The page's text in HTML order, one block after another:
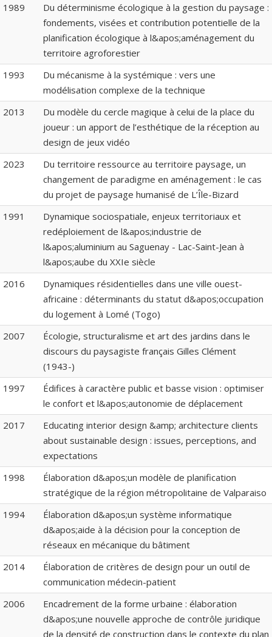
1989
Du déterminisme écologique à la gestion du paysage :
fondements, visées et contribution potentielle de la
planification écologique à l&apos;aménagement du
territoire agroforestier
1993
Du mécanisme à la systémique : vers une
modélisation complexe de la technique
2013
Du modèle du cercle magique à celui de la place du
joueur : un apport de l’esthétique de la réception au
design de jeux vidéo
2023
Du territoire ressource au territoire paysage, un
changement de paradigme en aménagement : le cas
du projet de paysage humanisé de L’Île-Bizard
1991
Dynamique sociospatiale, enjeux territoriaux et
redéploiement de l&apos;industrie de
l&apos;aluminium au Saguenay - Lac-Saint-Jean à
l&apos;aube du XXIe siècle
2016
Dynamiques résidentielles dans une ville ouest-
africaine : déterminants du statut d&apos;occupation
du logement à Lomé (Togo)
2007
Écologie, structuralisme et art des jardins dans le
discours du paysagiste français Gilles Clément
(1943-)
1997
Édifices à caractère public et basse vision : optimiser
le confort et l&apos;autonomie de déplacement
2017
Educating interior design &amp; architecture clients
about sustainable design : issues, perceptions, and
expectations
1998
Élaboration d&apos;un modèle de planification
stratégique de la région métropolitaine de Valparaiso
1994
Élaboration d&apos;un système informatique
d&apos;aide à la décision pour la conception de
réseaux en mécanique du bâtiment
2014
Élaboration de critères de design pour un outil de
communication médecin-patient
2006
Encadrement de la forme urbaine : élaboration
d&apos;une nouvelle approche de contrôle juridique
de la densité de construction dans le contexte du plan